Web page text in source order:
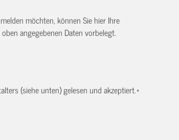
möchten, können Sie hier Ihre
angegebenen Daten vorbelegt.
(siehe unten) gelesen und akzeptiert.*